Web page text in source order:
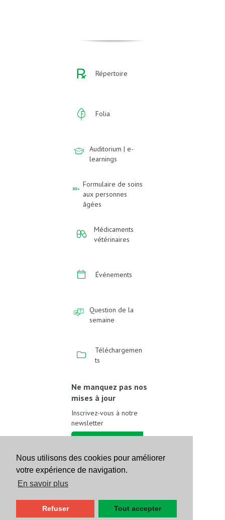
Nous utilisons des cookies pour améliorer
votre expérience de navigation.
En savoir plus
Refuser Tout accepter
Répertoire
Folia
Auditorium | e-
learnings
Formulaire de soins
aux personnes
âgées
Médicaments
vétérinaires
Événements
Question de la
semaine
Téléchargemen
ts
Ne manquez pas nos
mises à jour
Inscrivez-vous à notre
newsletter
Suivez-nous sur les